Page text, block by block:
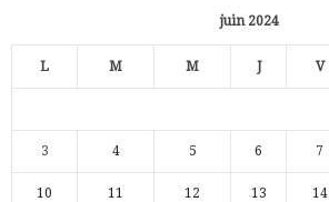
juin 2024
L M M J V
3 4 5 6 7
10 11 12 13 14